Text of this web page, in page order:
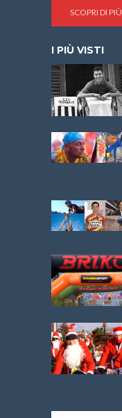
SCOPRI DI PIÙ
I PIÙ VISTI